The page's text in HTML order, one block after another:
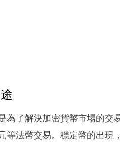
為了解決加密貨幣市場的交
等法幣交易。穩定幣的出現